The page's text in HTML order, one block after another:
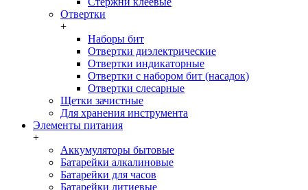
Отвертки
+
Наборы бит
Отвертки диэлектрические
Отвертки индикаторные
Отвертки с набором бит (насадок)
Отвертки слесарные
Щетки зачистные
Для хранения инструмента
Элементы питания
+
Аккумуляторы бытовые
Батарейки алкалиновые
Батарейки для часов
Батарейки литиевые